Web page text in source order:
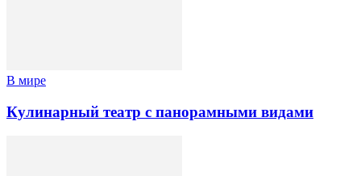
В мире
Кулинарный театр с панорамными видами